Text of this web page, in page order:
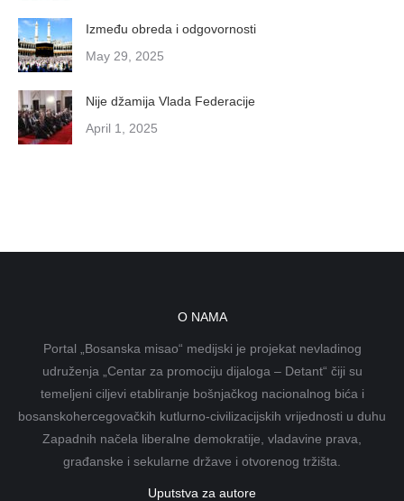
Između obreda i odgovornosti
May 29, 2025
Nije džamija Vlada Federacije
April 1, 2025
O NAMA
Portal „Bosanska misao“ medijski je projekat nevladinog
udruženja „Centar za promociju dijaloga – Detant“ čiji su
temeljeni ciljevi etabliranje bošnjačkog nacionalnog bića i
bosanskohercegovačkih kutlurno-civilizacijskih vrijednosti u duhu
Zapadnih načela liberalne demokratije, vladavine prava,
građanske i sekularne države i otvorenog tržišta.
Uputstva za autore